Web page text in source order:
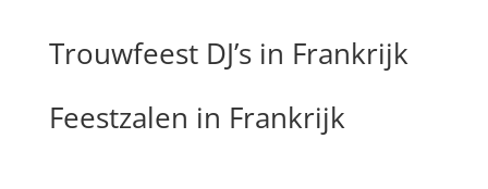
Trouwfeest DJ’s in Frankrijk
Feestzalen in Frankrijk